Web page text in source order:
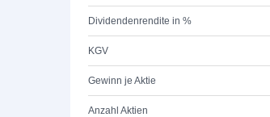
Dividendenrendite in %
KGV
Gewinn je Aktie
Anzahl Aktien